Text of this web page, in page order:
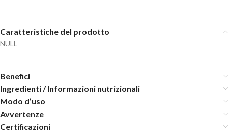
Caratteristiche del prodotto
NULL
Benefici
Ingredienti / Informazioni nutrizionali
Modo d’uso
Avvertenze
Certificazioni